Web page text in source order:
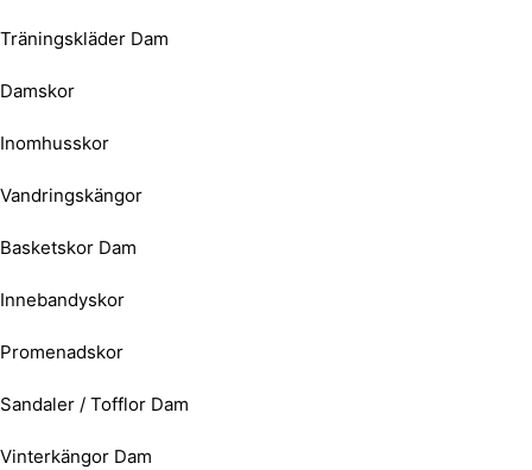
Träningskläder Dam
Damskor
Inomhusskor
Vandringskängor
Basketskor Dam
Innebandyskor
Promenadskor
Sandaler / Tofflor Dam
Vinterkängor Dam